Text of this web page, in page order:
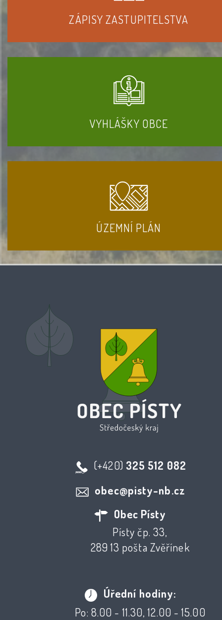
ZÁPISY ZASTUPITELSTVA
VYHLÁŠKY OBCE
ÚZEMNÍ PLÁN
(+420) 325 512 082
obec@pisty-nb.cz
Obec Písty
Písty čp. 33,
289 13 pošta Zvěřínek
Úřední hodiny:
Po: 8.00 - 11.30, 12.00 - 15.00